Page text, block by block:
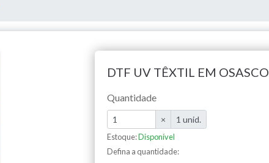
DTF UV TÊXTIL EM OSASCO
Quantidade
× 1 unid.
Estoque:Disponível
Defina a quantidade: